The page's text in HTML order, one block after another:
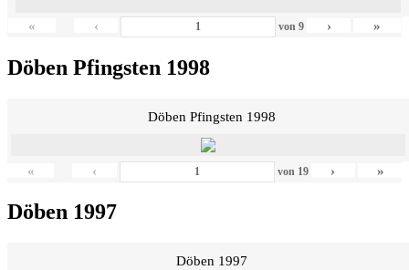
« ‹ von9 › »
Döben Pfingsten 1998
Döben Pfingsten 1998
« ‹ von 19 › »
Döben 1997
Döben 1997